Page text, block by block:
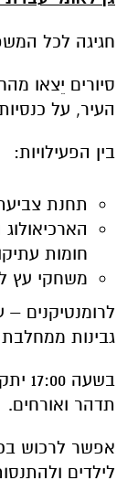
חגיגה לכל
סיורים יֵצאו
העיר, על
בין הפעילויות:
תחנת
חומות
משחקי עץ
לרומנטיקנים
גבינות
תדהר ואורחים.
אפשר לרכוש
לילדים